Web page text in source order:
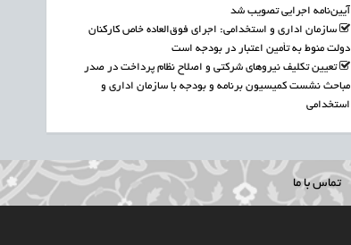
آیین‌نامه اجرایی تصویب شد
سازمان اداری و استخدامی: اجرای فوق‌العاده خاص کارکنان
دولت منوط به تأمین اعتبار در بودجه است
تعیین تکلیف نیروهای شرکتی و اصلاح نظام پرداخت در صدر
مباحث نشست کمیسیون برنامه و بودجه با سازمان اداری و
استخدامی
تماس با ما